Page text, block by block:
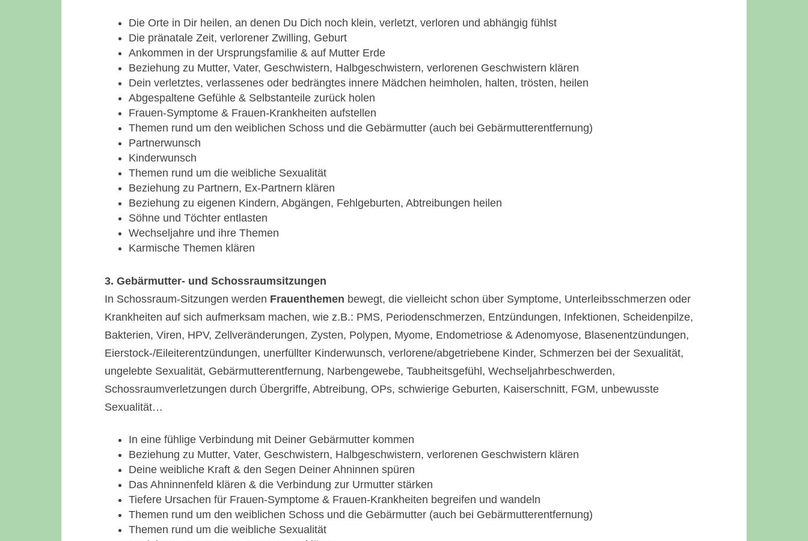
Die Orte in Dir heilen, an denen Du Dich noch klein, verletzt, verloren und abhängig fühlst
Die pränatale Zeit, verlorener Zwilling, Geburt
Ankommen in der Ursprungsfamilie & auf Mutter Erde
Beziehung zu Mutter, Vater, Geschwistern, Halbgeschwistern, verlorenen Geschwistern klären
Dein verletztes, verlassenes oder bedrängtes innere Mädchen heimholen, halten, trösten, heilen
Abgespaltene Gefühle & Selbstanteile zurück holen
Frauen-Symptome & Frauen-Krankheiten aufstellen
Themen rund um den weiblichen Schoss und die Gebärmutter (auch bei Gebärmutterentfernung)
Partnerwunsch
Kinderwunsch
Themen rund um die weibliche Sexualität
Beziehung zu Partnern, Ex-Partnern klären
Beziehung zu eigenen Kindern, Abgängen, Fehlgeburten, Abtreibungen heilen
Söhne und Töchter entlasten
Wechseljahre und ihre Themen
Karmische Themen klären
3. Gebärmutter- und Schossraumsitzungen
In Schossraum-Sitzungen werden Frauenthemen bewegt, die vielleicht schon über Symptome, Unterleibsschmerzen oder
Krankheiten auf sich aufmerksam machen, wie z.B.: PMS, Periodenschmerzen, Entzündungen, Infektionen, Scheidenpilze,
Bakterien, Viren, HPV, Zellveränderungen, Zysten, Polypen, Myome, Endometriose & Adenomyose, Blasenentzündungen,
Eierstock-/Eileiterentzündungen, unerfüllter Kinderwunsch, verlorene/abgetriebene Kinder, Schmerzen bei der Sexualität,
ungelebte Sexualität, Gebärmutterentfernung, Narbengewebe, Taubheitsgefühl, Wechseljahrbeschwerden,
Schossraumverletzungen durch Übergriffe, Abtreibung, OPs, schwierige Geburten, Kaiserschnitt, FGM, unbewusste
Sexualität…
In eine fühlige Verbindung mit Deiner Gebärmutter kommen
Beziehung zu Mutter, Vater, Geschwistern, Halbgeschwistern, verlorenen Geschwistern klären
Deine weibliche Kraft & den Segen Deiner Ahninnen spüren
Das Ahninnenfeld klären & die Verbindung zur Urmutter stärken
Tiefere Ursachen für Frauen-Symptome & Frauen-Krankheiten begreifen und wandeln
Themen rund um den weiblichen Schoss und die Gebärmutter (auch bei Gebärmutterentfernung)
Themen rund um die weibliche Sexualität